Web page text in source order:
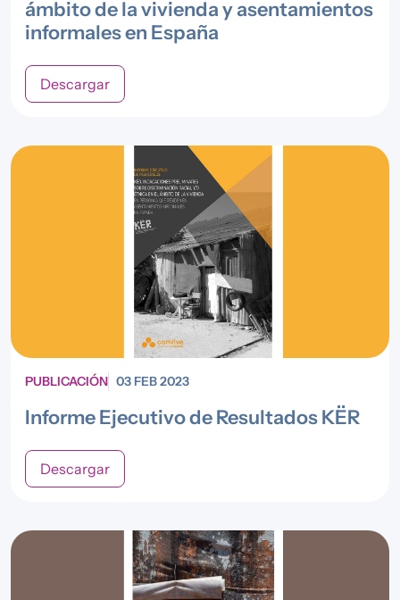
ámbito de la vivienda y asentamientos
informales en España
Descargar
PUBLICACIÓN 03 FEB 2023
Informe Ejecutivo de Resultados KËR
Descargar